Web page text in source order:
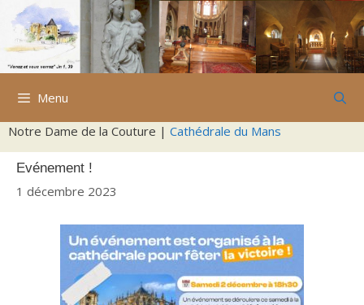
Aller
contenu
Menu
Notre Dame de la Couture | Cathédrale du Mans
Evénement !
1 décembre 2023